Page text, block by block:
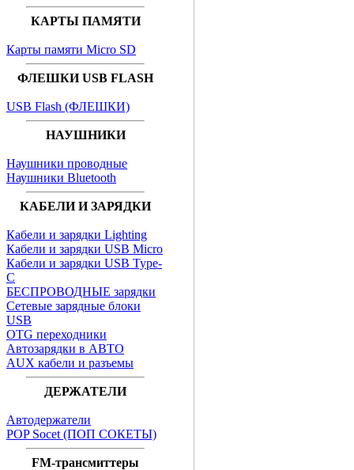
КАРТЫ ПАМЯТИ
Карты памяти Micro SD
ФЛЕШКИ USB FLASH
USB Flash (ФЛЕШКИ)
НАУШНИКИ
Наушники проводные
Наушники Bluetooth
КАБЕЛИ И ЗАРЯДКИ
Кабели и зарядки Lighting
Кабели и зарядки USB Micro
Кабели и зарядки USB Type-
C
БЕСПРОВОДНЫЕ зарядки
Сетевые зарядные блоки
USB
OTG переходники
Автозарядки в АВТО
AUX кабели и разъемы
ДЕРЖАТЕЛИ
Автодержатели
POP Socet (ПОП СОКЕТЫ)
FM-трансмиттеры